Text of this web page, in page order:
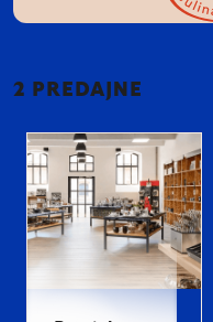
2 PREDAJNE